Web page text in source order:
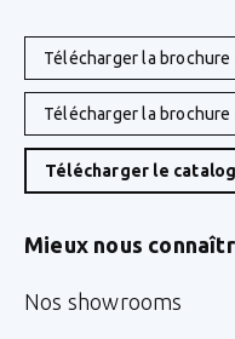
Télécharger la
Télécharger la brochure
Télécharger le
Mieux nous
Nos showrooms